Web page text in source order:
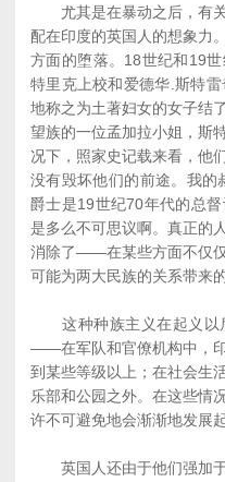
尤其是在暴动之后，有关
配在印度的英国人的想象力
方面的堕落。18世纪和19
特里克上校和爱德华.斯特
地称之为土著妇女的女子结
望族的一位孟加拉小姐，斯
况下，照家史记载来看，他
没有毁坏他们的前途。我的
爵士是19世纪70年代的总
是多么不可思议啊。真正的
消除了――在某些方面不仅
可能为两大民族的关系带来的
这种种族主义在起义以
――在军队和官僚机构中，
到某些等级以上；在社会生
乐部和公园之外。在这些情
许不可避免地会渐渐地发展起
英国人还由于他们强加于